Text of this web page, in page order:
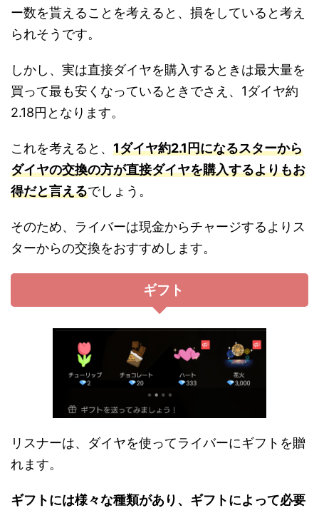
ー数を貰えることを考えると、損をしていると考え
られそうです。
しかし、実は直接ダイヤを購入するときは最大量を
買って最も安くなっているときでさえ、1ダイヤ約
2.18円となります。
これを考えると、 1ダイヤ約2.1円になるスターから
ダイヤの交換の方が直接ダイヤを購入するよりもお
得だと言えるでしょう。
そのため、ライバーは現金からチャージするよりス
ターからの交換をおすすめします。
ギフト
リスナーは、ダイヤを使ってライバーにギフトを贈
れます。
ギフトには様々な種類があり、ギフトによって必要